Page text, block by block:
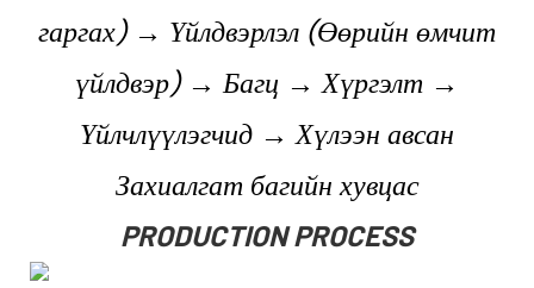
гаргах) → Үйлдвэрлэл (Өөрийн өмчит
үйлдвэр) → Багц → Хүргэлт →
Үйлчлүүлэгчид → Хүлээн авсан
Захиалгат багийн хувцас
PRODUCTION PROCESS